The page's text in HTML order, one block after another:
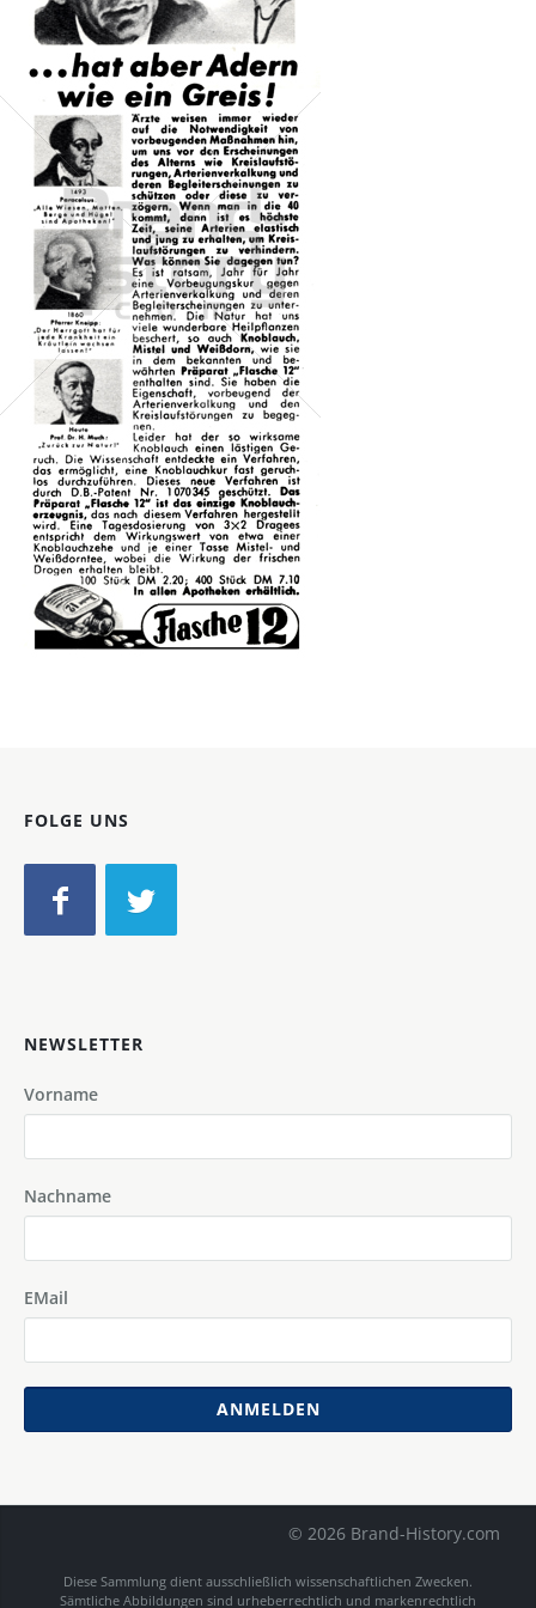
Flasche 12
Flasche 12
1964
Bild-ID: 41266
FOLGE UNS
NEWSLETTER
Vorname
Nachname
EMail
ANMELDEN
© 2026 Brand-History.com
Diese Sammlung dient ausschließlich wissenschaftlichen Zwecken.
Sämtliche Abbildungen sind urheberrechtlich und markenrechtlich